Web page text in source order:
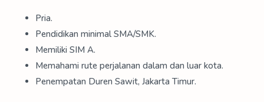
Pria.
Pendidikan minimal SMA/SMK.
Memiliki SIM A.
Memahami rute perjalanan dalam dan luar kota.
Penempatan Duren Sawit, Jakarta Timur.